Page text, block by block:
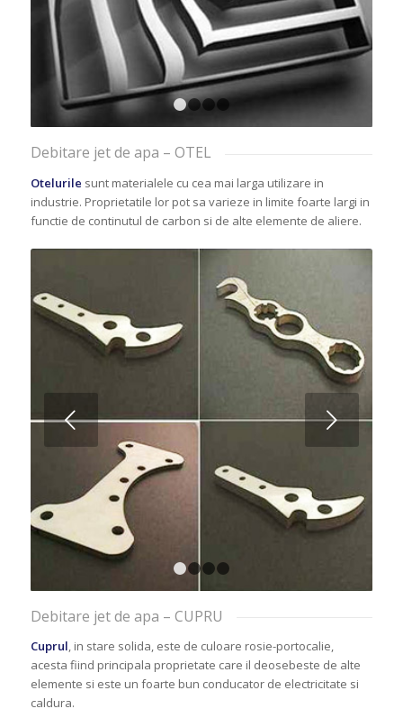
Debitare jet de apa – OTEL
Otelurile sunt materialele cu cea mai larga utilizare in
industrie. Proprietatile lor pot sa varieze in limite foarte largi in
functie de continutul de carbon si de alte elemente de aliere.
Next
Debitare jet de apa – CUPRU
Cuprul, in stare solida, este de culoare rosie-portocalie,
acesta fiind principala proprietate care il deosebeste de alte
elemente si este un foarte bun conducator de electricitate si
caldura.